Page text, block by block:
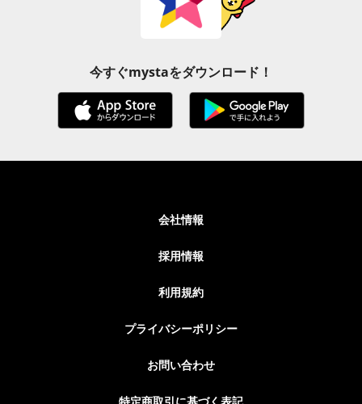
今すぐmystaをダウンロード！
会社情報
採用情報
利用規約
プライバシーポリシー
お問い合わせ